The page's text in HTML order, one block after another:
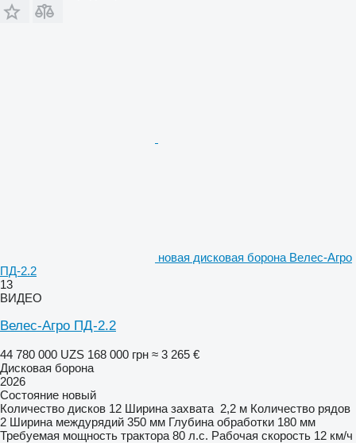
новая дисковая борона Велес-Агро
ПД-2.2
13
ВИДЕО
Велес-Агро ПД-2.2
44 780 000 UZS 168 000 грн ≈ 3 265 €
Дисковая борона
2026
Состояние новый
Количество дисков 12 Ширина захвата 2,2 м Количество рядов
2 Ширина междурядий 350 мм Глубина обработки 180 мм
Требуемая мощность трактора 80 л.с. Рабочая скорость 12 км/ч